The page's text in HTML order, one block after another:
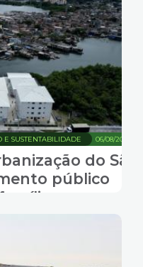
06/08/2026
E SUSTENTABILIDADE
do São
público